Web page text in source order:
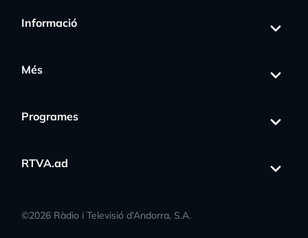
Informació
Més
Programes
RTVA.ad
©2026 Ràdio i Televisió d’Andorra, S.A.